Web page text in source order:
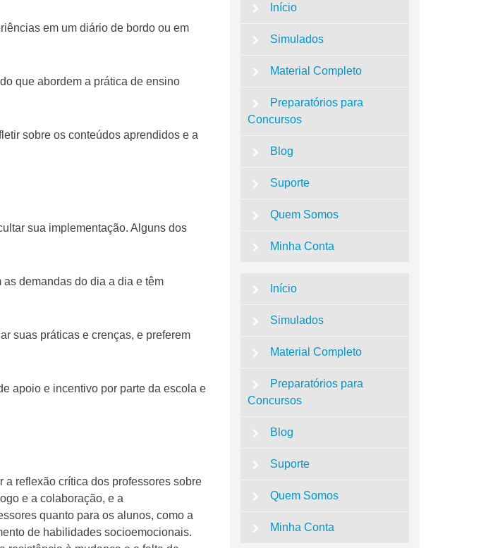
em um diário de bordo ou em
que abordem a prática de ensino
sobre os conteúdos aprendidos e a
sua implementação. Alguns dos
demandas do dia a dia e têm
suas práticas e crenças, e preferem
apoio e incentivo por parte da escola e
reflexão crítica dos professores sobre
e a colaboração, e a
quanto para os alunos, como a
de habilidades socioemocionais.
Início
Simulados
Material Completo
Preparatórios para
Concursos
Blog
Suporte
Quem Somos
Minha Conta
Início
Simulados
Material Completo
Preparatórios para
Concursos
Blog
Suporte
Quem Somos
Minha Conta